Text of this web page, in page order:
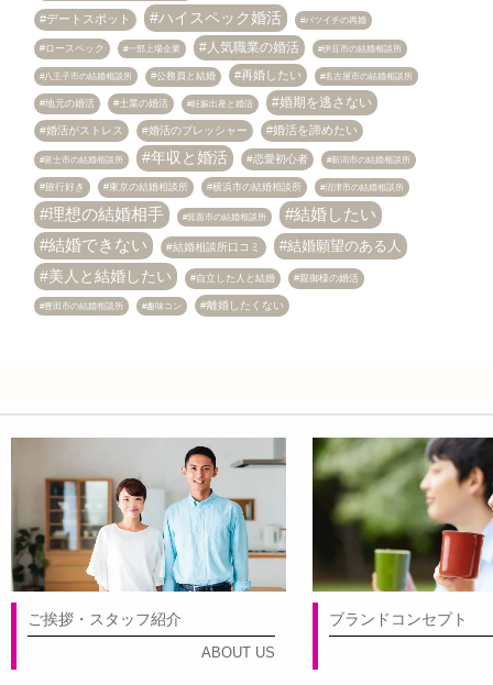
デートスポット ハイスペック婚活 バツイチの再婚
ロースペック 一部上場企業 人気職業の婚活 伊豆市の結婚相談所
八王子市の結婚相談所 公務員と結婚 再婚したい 名古屋市の結婚相談所
地元の婚活 士業の婚活 妊娠出産と婚活 婚期を逃さない
婚活がストレス 婚活のプレッシャー 婚活を諦めたい
富士市の結婚相談所 年収と婚活 恋愛初心者 新潟市の結婚相談所
旅行好き 東京の結婚相談所 横浜市の結婚相談所 沼津市の結婚相談所
理想の結婚相手 箕面市の結婚相談所
結婚したい
結婚できない
結婚相談所口コミ 結婚願望のある人
美人と結婚したい 自立した人と結婚 親御様の婚活
豊田市の結婚相談所 趣味コン 離婚したくない
ご挨拶・スタッフ紹介
ABOUT US
ブランドコンセプト